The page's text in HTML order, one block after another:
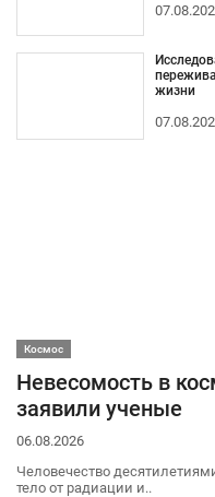
жизни
Космос
Невесомость в
заявили ученые
06.08.2026
Человечество
тело от радиации и..